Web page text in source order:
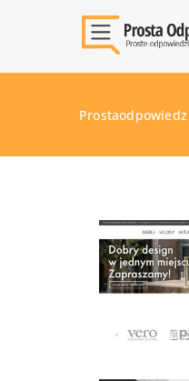
Prostaodpowiedz